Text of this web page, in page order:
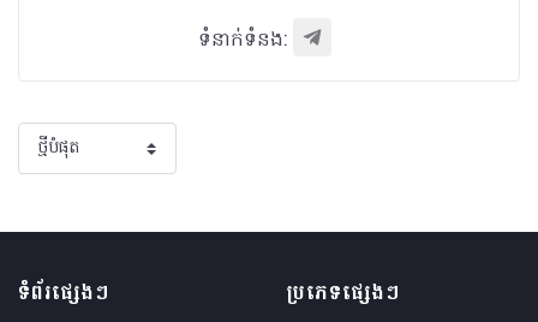
ទំនាក់ទំនង:
ទំព័រផ្សេងៗ
ប្រភេទផ្សេងៗ